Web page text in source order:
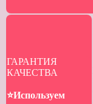
ГАРАНТИЯ
КАЧЕСТВА
⭐️Используем